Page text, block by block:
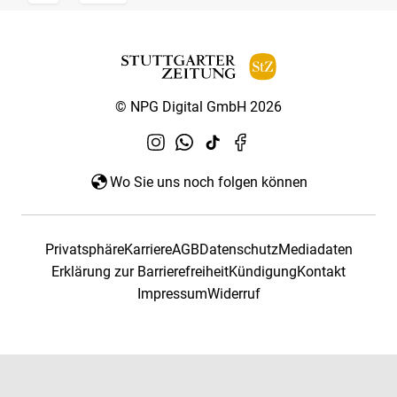
© NPG Digital GmbH 2026
Wo Sie uns noch folgen können
PrivatsphäreKarriereAGBDatenschutzMediadaten
Erklärung zur BarrierefreiheitKündigungKontakt
ImpressumWiderruf